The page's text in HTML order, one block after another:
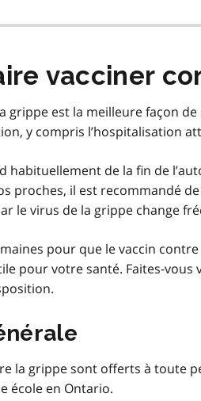
vacciner
grippe est la meilleure façon
y compris l’hospitalisation
habituellement de la fin de
proches, il est recommandé
le virus de la grippe change
pour que le vaccin
pour votre santé. Faites-vous
la grippe sont offerts à toute
école en Ontario.